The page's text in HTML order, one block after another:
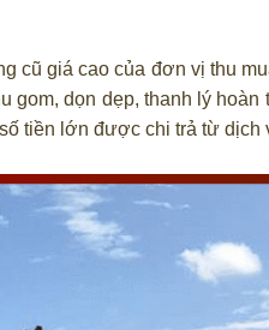
cũ giá cao của đơn vị thu
gom, dọn dẹp, thanh lý
tiền lớn được chi trả từ dịch